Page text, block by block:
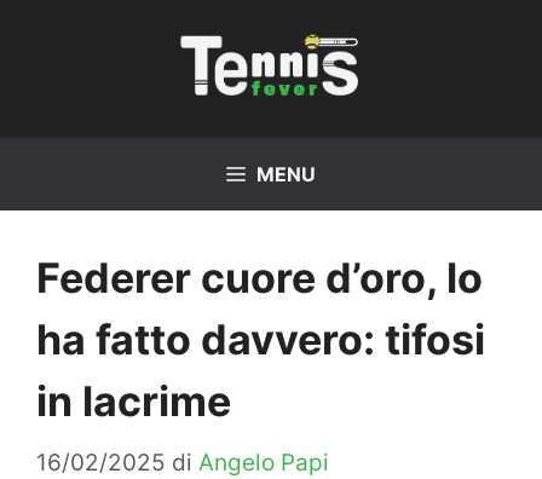
MENU
Federer cuore d’oro, lo
ha fatto davvero: tifosi
in lacrime
16/02/2025 di Angelo Papi